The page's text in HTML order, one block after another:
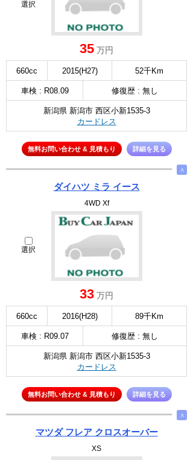
選択
35 万円
660cc 2015(H27) 52千Km
車検 : R08.09 修復歴 : 無し
新潟県 新潟市 西区小新1535-3
カードレス
無料お問い合わせ & 見積もり 詳細を見る
∧
ダイハツ ミラ イース
4WD Xf
選択
33 万円
660cc 2016(H28) 89千Km
車検 : R09.07 修復歴 : 無し
新潟県 新潟市 西区小新1535-3
カードレス
無料お問い合わせ & 見積もり 詳細を見る
∧
マツダ フレア クロスオーバー
XS